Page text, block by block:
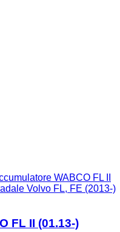
WABCO FL II
Volvo FL, FE (2013-)
FL II (01.13-)